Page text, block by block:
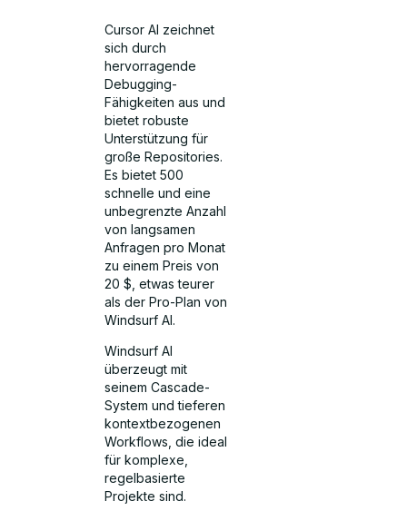
Cursor AI zeichnet
sich durch
hervorragende
Debugging-
Fähigkeiten aus und
bietet robuste
Unterstützung für
große Repositories.
Es bietet 500
schnelle und eine
unbegrenzte Anzahl
von langsamen
Anfragen pro Monat
zu einem Preis von
20 $, etwas teurer
als der Pro-Plan von
Windsurf AI.
Windsurf AI
überzeugt mit
seinem Cascade-
System und tieferen
kontextbezogenen
Workflows, die ideal
für komplexe,
regelbasierte
Projekte sind.